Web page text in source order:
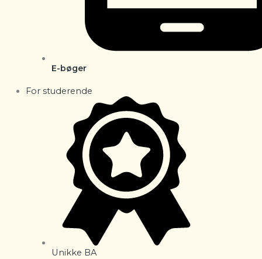
E-bøger
For studerende
Unikke BA